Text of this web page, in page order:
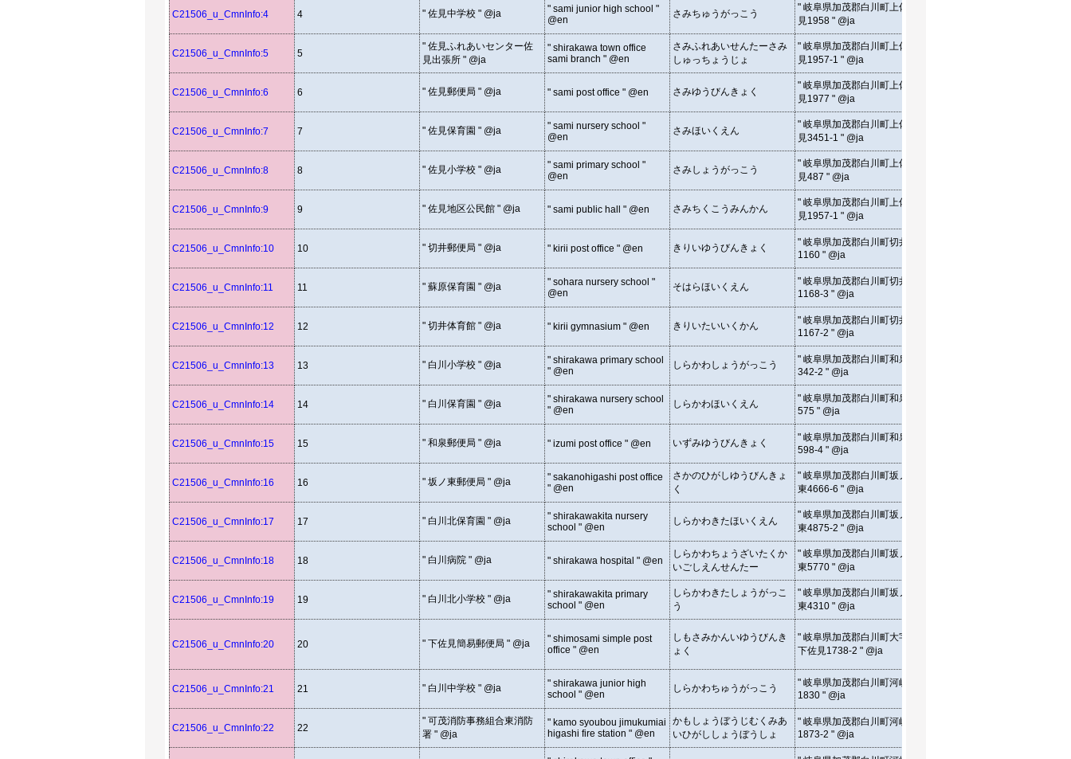
C21506_u_CmnInfo:4 4 " 佐見中学校 " @ja
" sami junior high school "
@en
さみちゅうがっこう
" 岐阜県加茂郡白川町上佐
見1958 " @ja
C21506_u_CmnInfo:5 5
" 佐見ふれあいセンター佐
見出張所 " @ja
" shirakawa town office
sami branch " @en
さみふれあいせんたーさみ
しゅっちょうじょ
" 岐阜県加茂郡白川町上佐
見1957-1 " @ja
C21506_u_CmnInfo:6 6 " 佐見郵便局 " @ja " sami post office " @en さみゆうびんきょく
" 岐阜県加茂郡白川町上佐
見1977 " @ja
C21506_u_CmnInfo:7 7 " 佐見保育園 " @ja
" sami nursery school "
@en
さみほいくえん
" 岐阜県加茂郡白川町上佐
見3451-1 " @ja
C21506_u_CmnInfo:8 8 " 佐見小学校 " @ja
" sami primary school "
@en
さみしょうがっこう
" 岐阜県加茂郡白川町上佐
見487 " @ja
C21506_u_CmnInfo:9 9 " 佐見地区公民館 " @ja " sami public hall " @en さみちくこうみんかん
" 岐阜県加茂郡白川町上佐
見1957-1 " @ja
C21506_u_CmnInfo:10 10 " 切井郵便局 " @ja " kirii post office " @en きりいゆうびんきょく
" 岐阜県加茂郡白川町切井
1160 " @ja
C21506_u_CmnInfo:11 11 " 蘇原保育園 " @ja
" sohara nursery school "
@en
そはらほいくえん
" 岐阜県加茂郡白川町切井
1168-3 " @ja
C21506_u_CmnInfo:12 12 " 切井体育館 " @ja " kirii gymnasium " @en きりいたいいくかん
" 岐阜県加茂郡白川町切井
1167-2 " @ja
C21506_u_CmnInfo:13 13 " 白川小学校 " @ja
" shirakawa primary school
" @en
しらかわしょうがっこう
" 岐阜県加茂郡白川町和泉
342-2 " @ja
C21506_u_CmnInfo:14 14 " 白川保育園 " @ja
" shirakawa nursery school
" @en
しらかわほいくえん
" 岐阜県加茂郡白川町和泉
575 " @ja
C21506_u_CmnInfo:15 15 " 和泉郵便局 " @ja " izumi post office " @en いずみゆうびんきょく
" 岐阜県加茂郡白川町和泉
598-4 " @ja
C21506_u_CmnInfo:16 16 " 坂ノ東郵便局 " @ja
" sakanohigashi post office
" @en
さかのひがしゆうびんきょ
く
" 岐阜県加茂郡白川町坂ノ
東4666-6 " @ja
C21506_u_CmnInfo:17 17 " 白川北保育園 " @ja
" shirakawakita nursery
school " @en
しらかわきたほいくえん
" 岐阜県加茂郡白川町坂ノ
東4875-2 " @ja
C21506_u_CmnInfo:18 18 " 白川病院 " @ja " shirakawa hospital " @en
しらかわちょうざいたくか
いごしえんせんたー
" 岐阜県加茂郡白川町坂ノ
東5770 " @ja
C21506_u_CmnInfo:19 19 " 白川北小学校 " @ja
" shirakawakita primary
school " @en
しらかわきたしょうがっこ
う
" 岐阜県加茂郡白川町坂ノ
東4310 " @ja
C21506_u_CmnInfo:20 20 " 下佐見簡易郵便局 " @ja
" shimosami simple post
office " @en
しもさみかんいゆうびんき
ょく
" 岐阜県加茂郡白川町大字
下佐見1738-2 " @ja
C21506_u_CmnInfo:21 21 " 白川中学校 " @ja
" shirakawa junior high
school " @en
しらかわちゅうがっこう
" 岐阜県加茂郡白川町河岐
1830 " @ja
C21506_u_CmnInfo:22 22
" 可茂消防事務組合東消防
署 " @ja
" kamo syoubou jimukumiai
higashi fire station " @en
かもしょうぼうじむくみあ
いひがししょうぼうしょ
" 岐阜県加茂郡白川町河岐
1873-2 " @ja